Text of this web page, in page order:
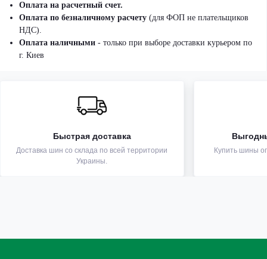
Оплата на расчетный счет.
Оплата по безналичному расчету (для ФОП не плательщиков
НДС).
Оплата наличными - только при выборе доставки курьером по
г. Киев
Быстрая доставка
Доставка шин со склада по всей территории
Украины.
Купить шины